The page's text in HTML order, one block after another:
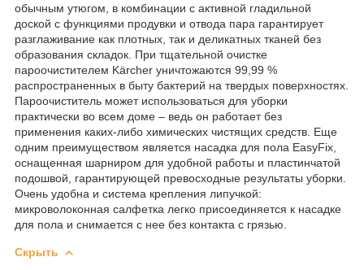
обычным утюгом, в комбинации с активной гладильной
доской с функциями продувки и отвода пара гарантирует
разглаживание как плотных, так и деликатных тканей без
образования складок. При тщательной очистке
пароочистителем Kärcher уничтожаются 99,99 %
распространенных в быту бактерий на твердых поверхностях.
Пароочиститель может использоваться для уборки
практически во всем доме – ведь он работает без
применения каких-либо химических чистящих средств. Еще
одним преимуществом является насадка для пола EasyFix,
оснащенная шарниром для удобной работы и пластинчатой
подошвой, гарантирующей превосходные результаты уборки.
Очень удобна и система крепления липучкой:
микроволоконная салфетка легко присоединяется к насадке
для пола и снимается с нее без контакта с грязью.
Скрыть